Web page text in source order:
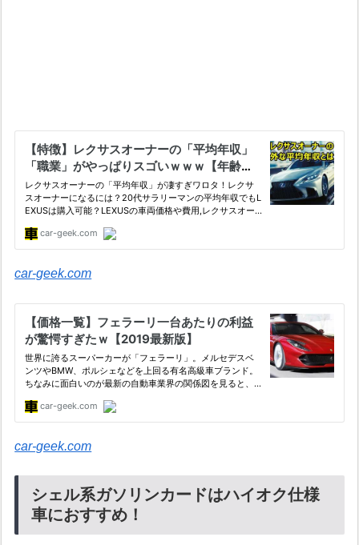
car-geek.com
car-geek.com
シェル系ガソリンカードはハイオク仕様
車におすすめ！